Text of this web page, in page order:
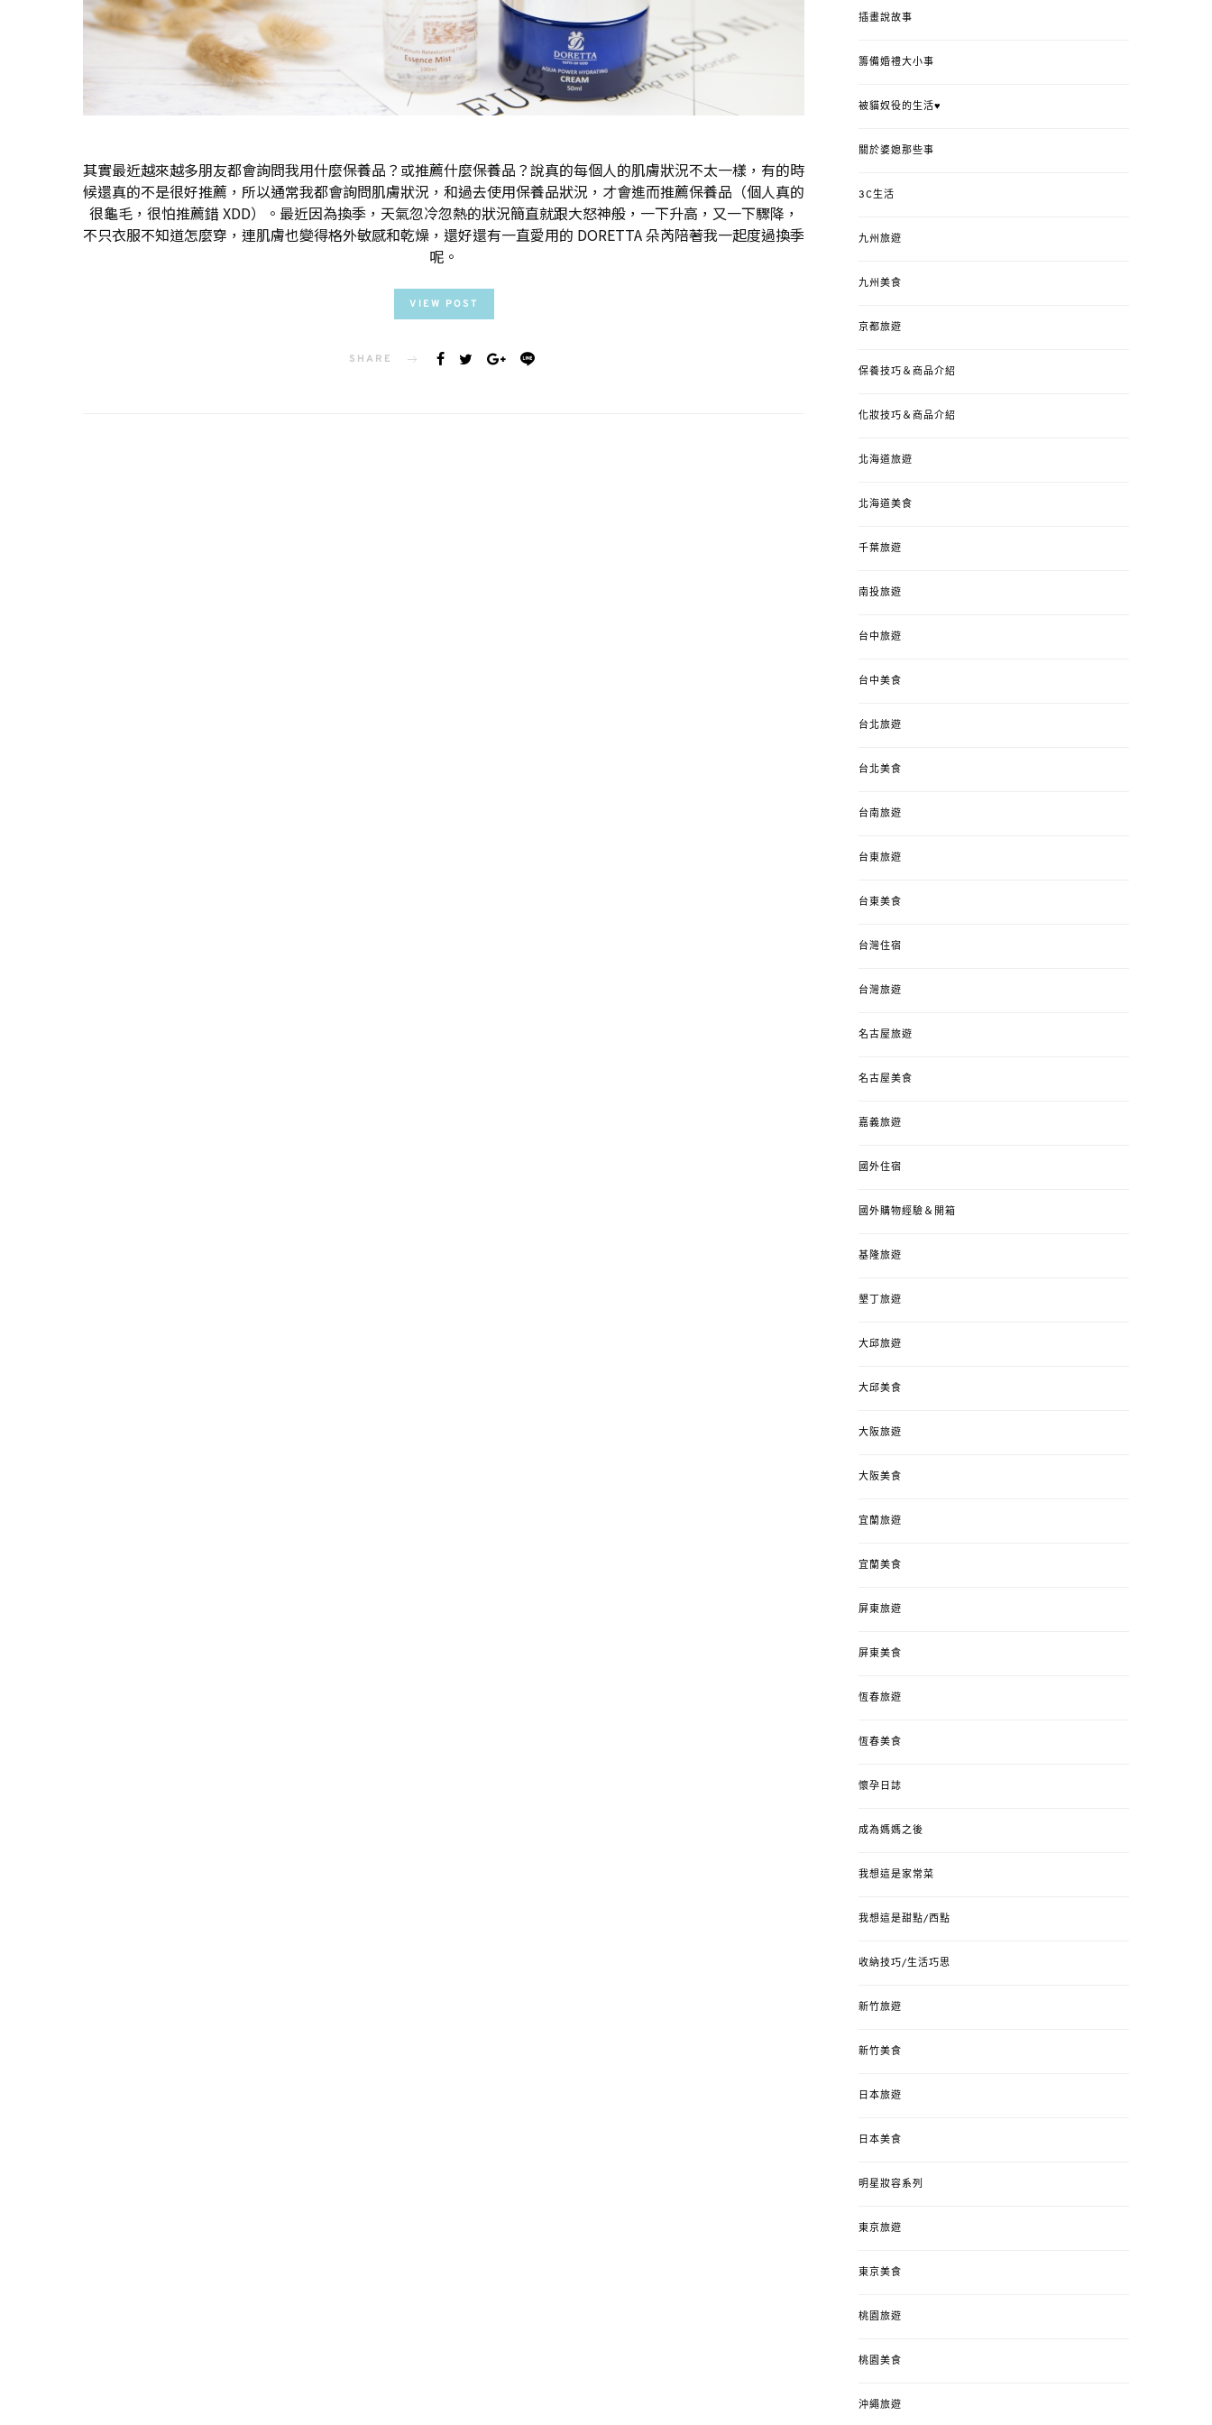
其實最近越來越多朋友都會詢問我用什麼保養品？或推薦什麼保養品？說真的每個人的肌膚狀況不太一樣，有的時
候還真的不是很好推薦，所以通常我都會詢問肌膚狀況，和過去使用保養品狀況，才會進而推薦保養品（個人真的
很龜毛，很怕推薦錯 XDD）。最近因為換季，天氣忽冷忽熱的狀況簡直就跟大怒神般，一下升高，又一下驟降，
不只衣服不知道怎麼穿，連肌膚也變得格外敏感和乾燥，還好還有一直愛用的 DORETTA 朵芮陪著我一起度過換季
呢。
VIEW POST
SHARE
插畫說故事
籌備婚禮大小事
被貓奴役的生活♥
關於婆媳那些事
3C生活
九州旅遊
九州美食
京都旅遊
保養技巧＆商品介紹
化妝技巧＆商品介紹
北海道旅遊
北海道美食
千葉旅遊
南投旅遊
台中旅遊
台中美食
台北旅遊
台北美食
台南旅遊
台東旅遊
台東美食
台灣住宿
台灣旅遊
名古屋旅遊
名古屋美食
嘉義旅遊
國外住宿
國外購物經驗＆開箱
基隆旅遊
墾丁旅遊
大邱旅遊
大邱美食
大阪旅遊
大阪美食
宜蘭旅遊
宜蘭美食
屏東旅遊
屏東美食
恆春旅遊
恆春美食
懷孕日誌
成為媽媽之後
我想這是家常菜
我想這是甜點/西點
收納技巧/生活巧思
新竹旅遊
新竹美食
日本旅遊
日本美食
明星妝容系列
東京旅遊
東京美食
桃園旅遊
桃園美食
沖繩旅遊